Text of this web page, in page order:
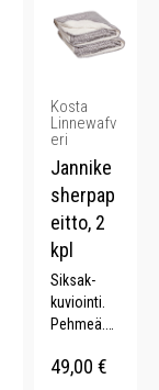
Kosta
Linnewafv
eri
Jannike
sherpap
eitto, 2
kpl
Siksak-
kuviointi.
Pehmeä.
e. 120 x
49,00 €